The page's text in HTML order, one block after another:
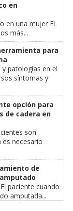
en
en una mujer EL
más...
para
patologías en el
síntomas y
opción para
de cadera en
son
necesario
de
paciente cuando
amputada...